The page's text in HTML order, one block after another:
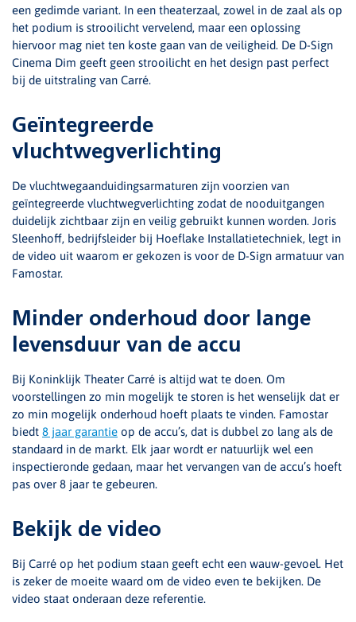
een gedimde variant. In een theaterzaal, zowel in de zaal als op
het podium is strooilicht vervelend, maar een oplossing
hiervoor mag niet ten koste gaan van de veiligheid. De D-Sign
Cinema Dim geeft geen strooilicht en het design past perfect
bij de uitstraling van Carré.
Geïntegreerde
vluchtwegverlichting
De vluchtwegaanduidingsarmaturen zijn voorzien van
geïntegreerde vluchtwegverlichting zodat de nooduitgangen
duidelijk zichtbaar zijn en veilig gebruikt kunnen worden. Joris
Sleenhoff, bedrijfsleider bij Hoeflake Installatietechniek, legt in
de video uit waarom er gekozen is voor de D-Sign armatuur van
Famostar.
Minder onderhoud door lange
levensduur van de accu
Bij Koninklijk Theater Carré is altijd wat te doen. Om
voorstellingen zo min mogelijk te storen is het wenselijk dat er
zo min mogelijk onderhoud hoeft plaats te vinden. Famostar
biedt 8 jaar garantie op de accu’s, dat is dubbel zo lang als de
standaard in de markt. Elk jaar wordt er natuurlijk wel een
inspectieronde gedaan, maar het vervangen van de accu’s hoeft
pas over 8 jaar te gebeuren.
Bekijk de video
Bij Carré op het podium staan geeft echt een wauw-gevoel. Het
is zeker de moeite waard om de video even te bekijken. De
video staat onderaan deze referentie.